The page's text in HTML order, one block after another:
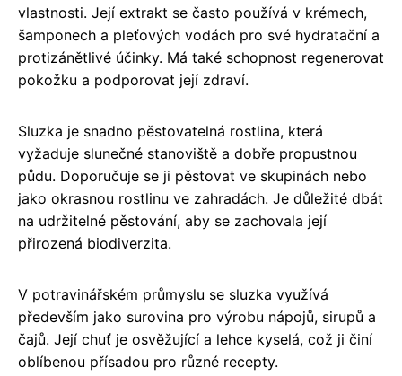
vlastnosti. Její extrakt se často používá v krémech,
šamponech a pleťových vodách pro své hydratační a
protizánětlivé účinky. Má také schopnost regenerovat
pokožku a podporovat její zdraví.
Sluzka je snadno pěstovatelná rostlina, která
vyžaduje slunečné stanoviště a dobře propustnou
půdu. Doporučuje se ji pěstovat ve skupinách nebo
jako okrasnou rostlinu ve zahradách. Je důležité dbát
na udržitelné pěstování, aby se zachovala její
přirozená biodiverzita.
V potravinářském průmyslu se sluzka využívá
především jako surovina pro výrobu nápojů, sirupů a
čajů. Její chuť je osvěžující a lehce kyselá, což ji činí
oblíbenou přísadou pro různé recepty.